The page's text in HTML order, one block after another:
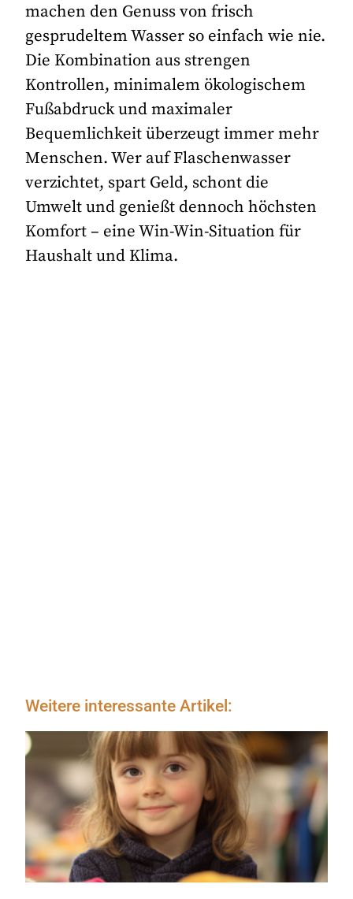
machen den Genuss von frisch
gesprudeltem Wasser so einfach wie nie.
Die Kombination aus strengen
Kontrollen, minimalem ökologischem
Fußabdruck und maximaler
Bequemlichkeit überzeugt immer mehr
Menschen. Wer auf Flaschenwasser
verzichtet, spart Geld, schont die
Umwelt und genießt dennoch höchsten
Komfort – eine Win-Win-Situation für
Haushalt und Klima.
Weitere interessante Artikel: